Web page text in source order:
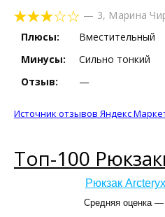
— 3, Марина
Плюсы:
Вместительный
Минусы:
Сильно тонкий
Отзыв:
—
Источник отзывов Яндекс
Топ-100
Рюкзак
Средняя оценка —